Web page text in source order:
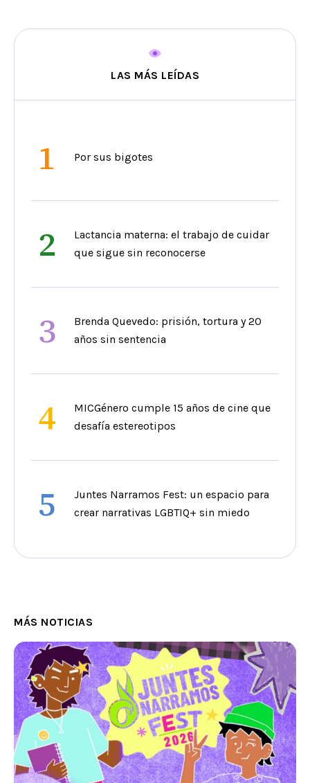
LAS MÁS LEÍDAS
1 Por sus bigotes
2
Lactancia materna: el trabajo de cuidar
que sigue sin reconocerse
3
Brenda Quevedo: prisión, tortura y 20
años sin sentencia
4
MICGénero cumple 15 años de cine que
desafía estereotipos
5
Juntes Narramos Fest: un espacio para
crear narrativas LGBTIQ+ sin miedo
MÁS NOTICIAS